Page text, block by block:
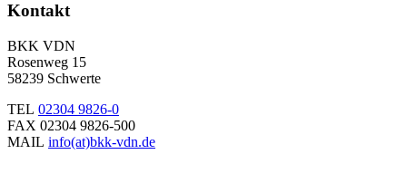
Kontakt
BKK VDN
Rosenweg 15
58239 Schwerte
TEL 02304 9826-0
FAX 02304 9826-500
MAIL info(at)bkk-vdn.de